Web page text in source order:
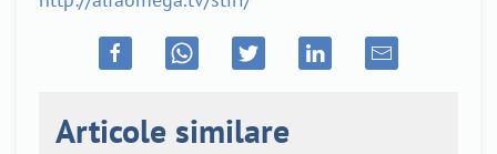
Articole similare